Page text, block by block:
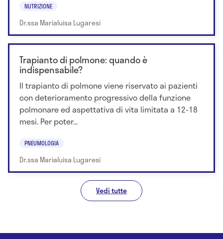
NUTRIZIONE
Dr.ssa Marialuisa Lugaresi
Trapianto di polmone: quando è
indispensabile?
Il trapianto di polmone viene riservato ai pazienti
con deterioramento progressivo della funzione
polmonare ed aspettativa di vita limitata a 12-18
mesi. Per poter...
PNEUMOLOGIA
Dr.ssa Marialuisa Lugaresi
Vedi tutte